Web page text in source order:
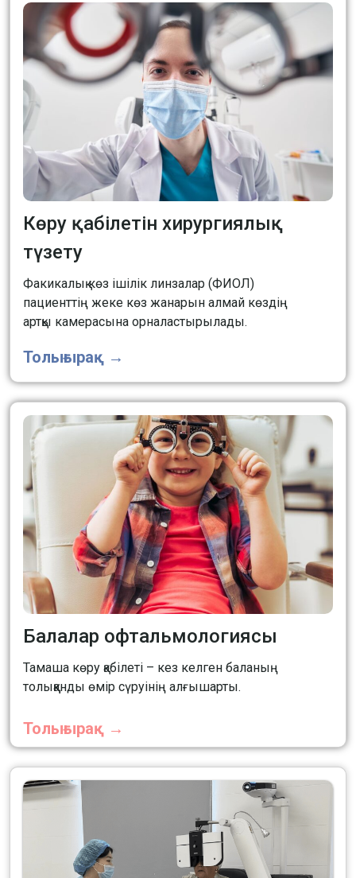
Көру қабілетін хирургиялық
түзету
Факикалық көз ішілік линзалар (ФИОЛ)
пациенттің жеке көз жанарын алмай көздің
артқы камерасына орналастырылады.
Толығырақ →
Балалар офтальмологиясы
Тамаша көру қабілеті – кез келген баланың
толыққанды өмір сүруінің алғышарты.
Толығырақ →